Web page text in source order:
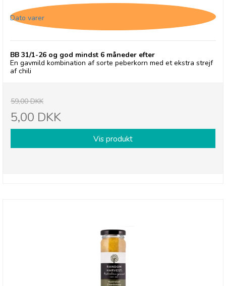
Dato varer
BB 31/1-26 og god mindst 6 måneder efter
En gavmild kombination af sorte peberkorn med et ekstra strejf
af chili
59,00 DKK
5,00 DKK
Vis produkt